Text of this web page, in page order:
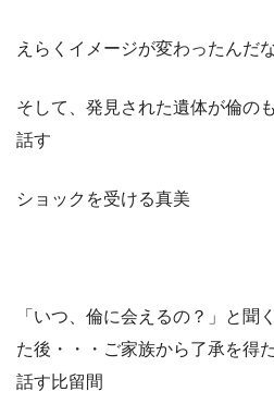
えらくイメージが変わったんだ
そして、発見された遺体が倫の
話す
ショックを受ける真美
「いつ、倫に会えるの？」と聞
た後・・・ご家族から了承を得
話す比留間